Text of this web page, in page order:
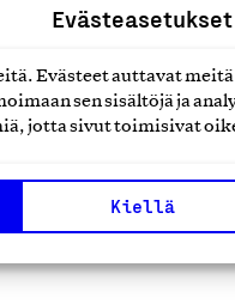
Evästeasetukset
Evästeet auttavat
sen sisältöjä ja
jotta sivut toimisivat
Kiellä
tai